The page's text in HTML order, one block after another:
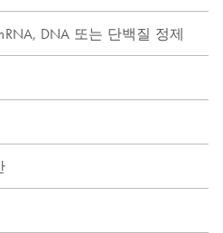
DNA 또는 단백질 정제